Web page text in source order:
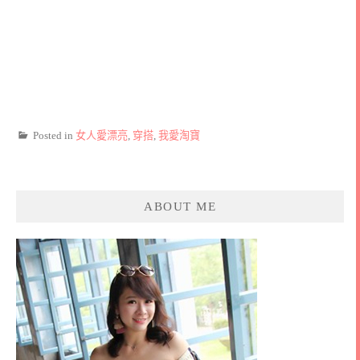
Posted in 女人愛漂亮, 穿搭, 我愛淘寶
ABOUT ME